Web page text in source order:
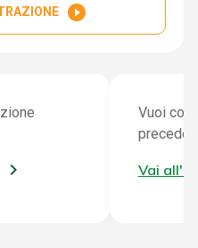
play_circle_filled
Vuoi
Vai